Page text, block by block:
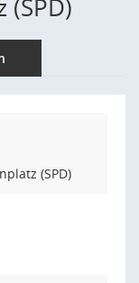
(SPD)